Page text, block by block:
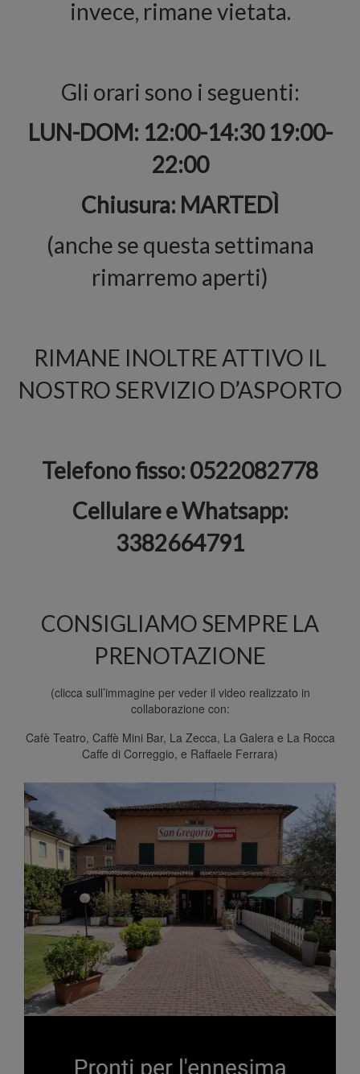
invece, rimane vietata.⁣
Gli orari sono i seguenti:⁣
LUN-DOM: 12:00-14:30 19:00-
22:00⁣
Chiusura: MARTEDÌ
(anche se questa settimana
rimarremo aperti)⁣
RIMANE INOLTRE ATTIVO IL
NOSTRO SERVIZIO D’ASPORTO⁣
Telefono fisso: 0522082778⁣⁣
Cellulare e Whatsapp:
3382664791
CONSIGLIAMO SEMPRE LA
PRENOTAZIONE⁣
(clicca sull’immagine per veder il video realizzato in
collaborazione con:
Cafè Teatro, Caffè Mini Bar, La Zecca, La Galera e La Rocca
Caffe di Correggio, e Raffaele Ferrara)